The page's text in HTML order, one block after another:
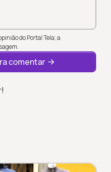
do Portal Tela; a
comentar